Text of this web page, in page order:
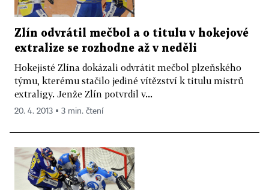
Zlín odvrátil mečbol a o titulu v hokejové
extralize se rozhodne až v neděli
Hokejisté Zlína dokázali odvrátit mečbol plzeňského
týmu, kterému stačilo jediné vítězství k titulu mistrů
extraligy. Jenže Zlín potvrdil v...
20. 4. 2013 ▪ 3 min. čtení